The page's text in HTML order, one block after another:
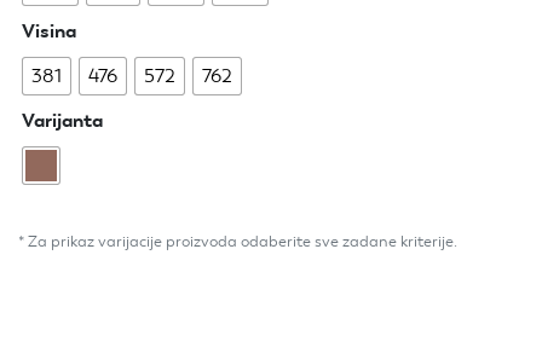
Visina
381
476 572
762
Varijanta
* Za prikaz varijacije proizvoda odaberite sve zadane kriterije.